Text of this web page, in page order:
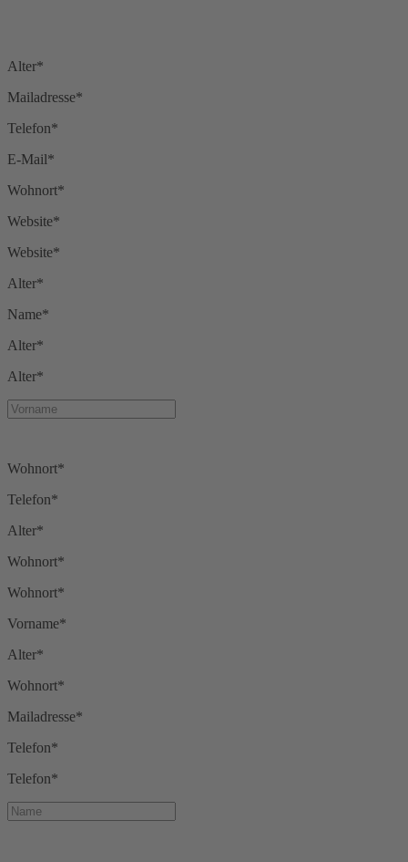
Alter*
Mailadresse*
Telefon*
E-Mail*
Wohnort*
Website*
Website*
Alter*
Name*
Alter*
Alter*
Wohnort*
Telefon*
Alter*
Wohnort*
Wohnort*
Vorname*
Alter*
Wohnort*
Mailadresse*
Telefon*
Telefon*